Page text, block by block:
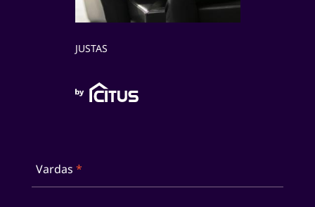
JUSTAS
Vardas *